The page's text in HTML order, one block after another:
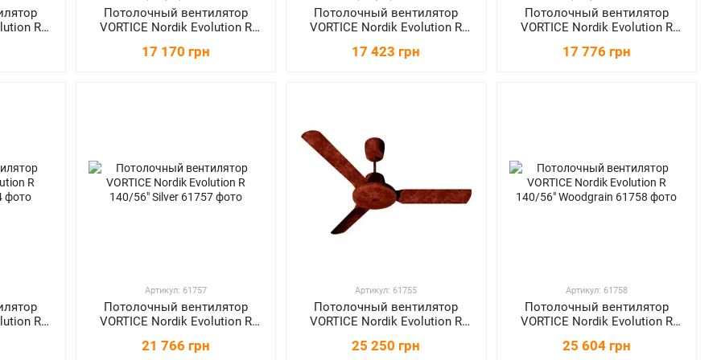
R
Потолочный вентилятор
VORTICE Nordik Evolution R
17 170 грн
Потолочный вентилятор
VORTICE Nordik Evolution R
17 423 грн
Потолочный вентилятор
VORTICE Nordik Evolution R
17 776 грн
R
Артикул: 61757
Потолочный вентилятор
VORTICE Nordik Evolution R
21 766 грн
Артикул: 61755
Потолочный вентилятор
VORTICE Nordik Evolution R
25 250 грн
Артикул: 61758
Потолочный вентилятор
VORTICE Nordik Evolution R
25 604 грн